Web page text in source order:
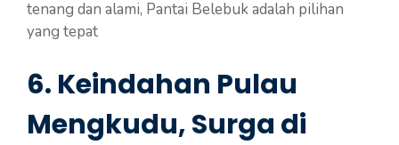
tenang dan alami, Pantai Belebuk adalah pilihan
yang tepat
6. Keindahan Pulau
Mengkudu, Surga di